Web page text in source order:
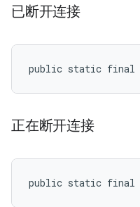
已断开连接
public static final
正在断开连接
public static final